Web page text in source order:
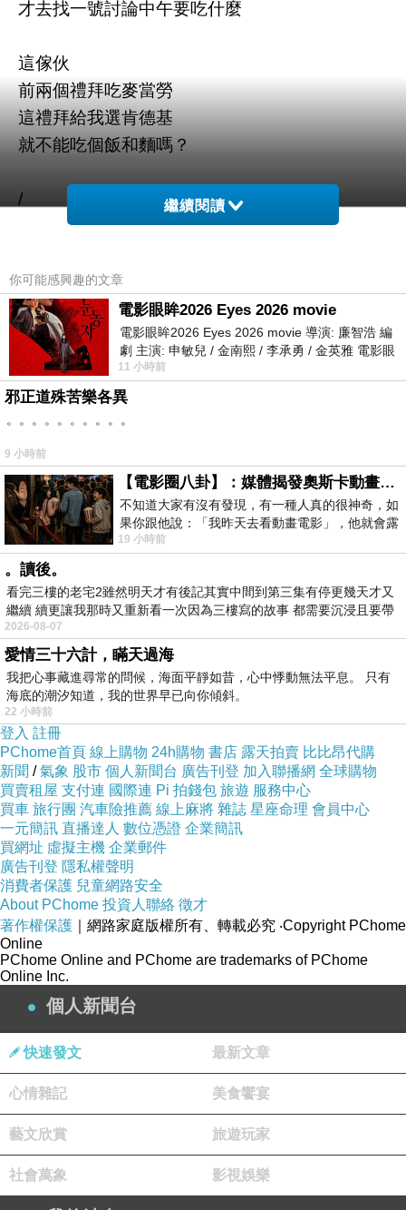
才去找一號討論中午要吃什麼
這傢伙
前兩個禮拜吃麥當勞
這禮拜給我選肯德基
就不能吃個飯和麵嗎？
/
崽崽這幾個禮拜休假的空閒時間
都在看影集
或是
在河道或是X、INS上看看孩子們活動後的照片、
短影片
然後
再看一集「夢想成為律師的律師們」
我就要去睡覺了
不然我覺得早上阿嬤又不會讓我睡覺了
上一篇：2025/11/09
下一篇：2025/11/11
繼續閱讀
你可能感興趣的文章
電影眼眸2026 Eyes 2026 movie
電影眼眸2026 Eyes 2026 movie 導演: 廉智浩 編
劇 主演: 申敏兒 / 金南熙 / 李承勇 / 金英雅 電影眼
眸2026描述攝影師徐珍因遺
11 小時前
邪正道殊苦樂各異
。。。。。。。。。。
9 小時前
【電影圈八卦】：媒體揭發奧斯卡動畫項目投票醜聞！好萊塢為什麼看不起動畫電影？
不知道大家有沒有發現，有一種人真的很神奇，如
果你跟他說：「我昨天去看動畫電影」，他就會露
出一種慈祥的微笑，然後問你是不是陪小
19 小時前
。讀後。
看完三樓的老宅2雖然明天才有後記其實中間到第三集有停更幾天才又
繼續 續更讓我那時又重新看一次因為三樓寫的故事 都需要沉浸且要帶
有
2026-08-07
愛情三十六計，瞞天過海
我把心事藏進尋常的問候，海面平靜如昔，心中悸動無法平息。 只有
海底的潮汐知道，我的世界早已向你傾斜。
22 小時前
登入 註冊
PChome首頁 線上購物 24h購物 書店 露天拍賣 比比昂代購
新聞 /氣象 股市 個人新聞台 廣告刊登 加入聯播網 全球購物
買賣租屋 支付連 國際連 Pi 拍錢包 旅遊 服務中心
買車 旅行團 汽車險推薦 線上麻將 雜誌 星座命理 會員中心
一元簡訊 直播達人 數位憑證 企業簡訊
買網址 虛擬主機 企業郵件
廣告刊登 隱私權聲明
消費者保護 兒童網路安全
About PChome 投資人聯絡 徵才
著作權保護 ｜網路家庭版權所有、轉載必究 ‧Copyright PChome
Online
PChome Online and PChome are trademarks of PChome
Online Inc.
個人新聞台
快速發文 最新文章
心情雜記 美食饗宴
藝文欣賞 旅遊玩家
社會萬象 影視娛樂